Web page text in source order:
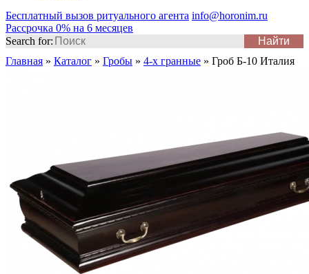
Бесплатный вызов ритуального агента info@horonim.ru
Рассрочка 0% на 6 месяцев
Search for:
Главная » Каталог » Гробы » 4-х гранные » Гроб Б-10 Италия